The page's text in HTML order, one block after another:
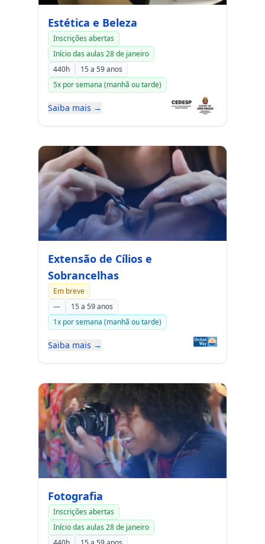
Estética e Beleza
Inscrições abertas
Início das aulas 28 de janeiro
440h
15 a 59 anos
5x por semana (manhã ou tarde)
Saiba mais →
Extensão de Cílios e
Sobrancelhas
Em breve
—
15 a 59 anos
1x por semana (manhã ou tarde)
Saiba mais →
Fotografia
Inscrições abertas
Início das aulas 28 de janeiro